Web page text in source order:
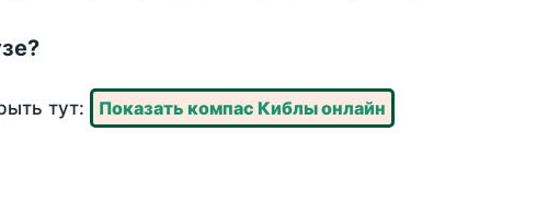
тут: Показать компас Киблы онлайн